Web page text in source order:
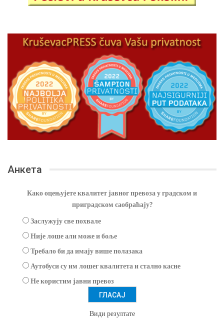
Анкета
Како оцењујете квалитет јавног превоза у градском и
приградском саобраћају?
Заслужују све похвале
Није лоше али може и боље
Требало би да имају више полазака
Аутобуси су им лошег квалитета и стално касне
Не користим јавни превоз
Види резултате